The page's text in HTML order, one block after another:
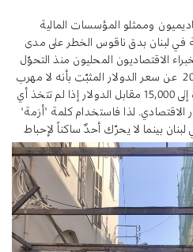
وممثلو المؤسسات المالية
في لبنان بدق ناقوس الخطر على مدى
الاقتصاديون المحليون منذ التحوّل
الأول في نهاية عام 2019 عن سعر الدولار المثبّت بأنه لا مهرب
من انخفاض سعر الليرة إلى 15,000 مقابل الدولار إذا لم تتخذ أي
الاقتصادي. لذا فاستخدام كلمة "أزمة"
بينما لا يحرّك أحدٌ ساكناً لإحباط